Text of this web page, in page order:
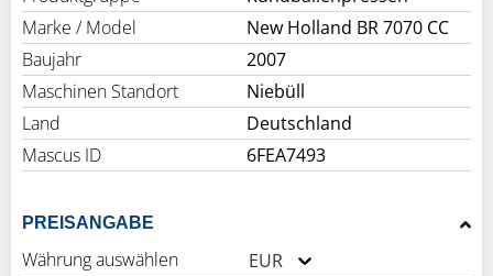
Marke / Model
New Holland BR 7070 CC
Baujahr
2007
Maschinen Standort
Niebüll
Land
Deutschland
Mascus ID
6FEA7493
PREISANGABE
Währung auswählen
EUR